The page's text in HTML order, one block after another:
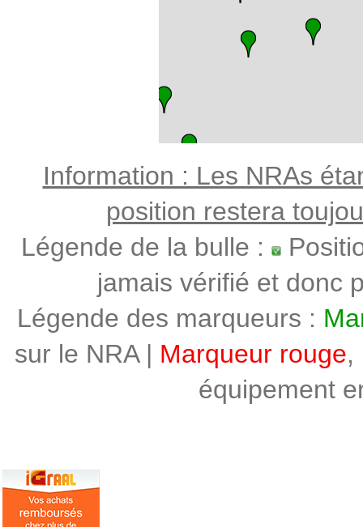
Information : Les NRAs
position restera
Légende de la bulle :
jamais vérifié et donc
Légende des marqueurs :
sur le NRA | Marqueur rouge,
équipement